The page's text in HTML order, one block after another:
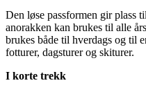
Den løse passformen gir plass
anorakken kan brukes til alle
brukes både til hverdags og til
fotturer, dagsturer og skiturer.
I korte trekk